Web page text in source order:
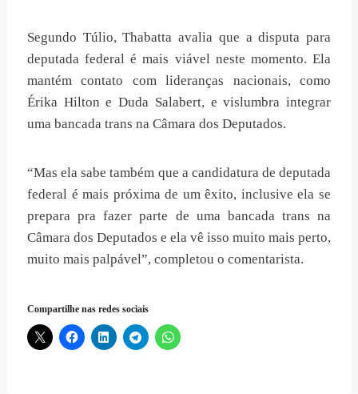
Segundo Túlio, Thabatta avalia que a disputa para
deputada federal é mais viável neste momento. Ela
mantém contato com lideranças nacionais, como
Érika Hilton e Duda Salabert, e vislumbra integrar
uma bancada trans na Câmara dos Deputados.
“Mas ela sabe também que a candidatura de deputada
federal é mais próxima de um êxito, inclusive ela se
prepara pra fazer parte de uma bancada trans na
Câmara dos Deputados e ela vê isso muito mais perto,
muito mais palpável”, completou o comentarista.
Compartilhe nas redes sociais